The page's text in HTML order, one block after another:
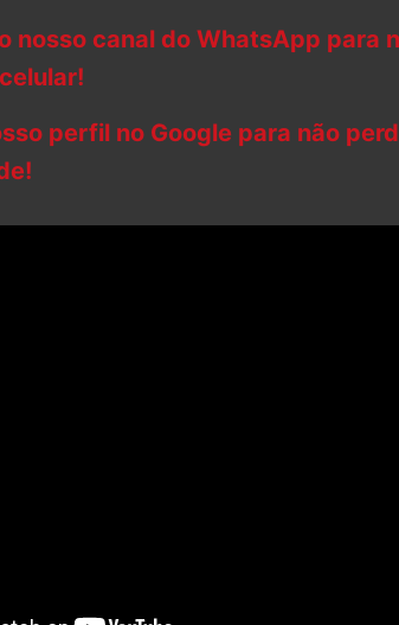
nosso canal do WhatsApp para
perfil no Google para não